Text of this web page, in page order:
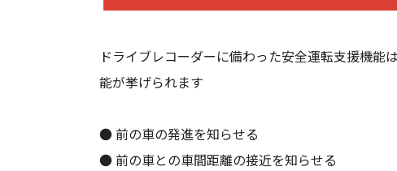
ドライブレコーダーに備わった安全運転支援機能
能が挙げられます
● 前の車の発進を知らせる
● 前の車との車間距離の接近を知らせる